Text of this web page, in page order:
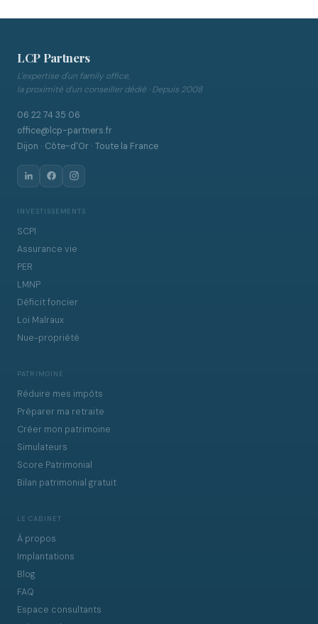
LCP Partners
L'expertise d'un family office,
la proximité d'un conseiller dédié · Depuis 2008
06 22 74 35 06
office@lcp-partners.fr
Dijon · Côte-d'Or · Toute la France
INVESTISSEMENTS
SCPI
Assurance vie
PER
LMNP
Déficit foncier
Loi Malraux
Nue-propriété
PATRIMOINE
Réduire mes impôts
Préparer ma retraite
Créer mon patrimoine
Simulateurs
Score Patrimonial
Bilan patrimonial gratuit
LE CABINET
À propos
Implantations
Blog
FAQ
Espace consultants